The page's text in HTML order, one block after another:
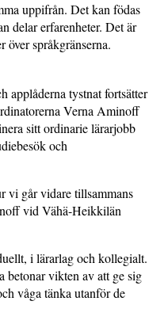
uppifrån. Det kan födas
delar erfarenheter. Det är
över språkgränserna.
applåderna tystnat fortsätter
Verna Aminoff
sitt ordinarie lärarjobb
och
vi går vidare tillsammans
vid Vähä-Heikkilän
i lärarlag och kollegialt.
betonar vikten av att ge sig
våga tänka utanför de